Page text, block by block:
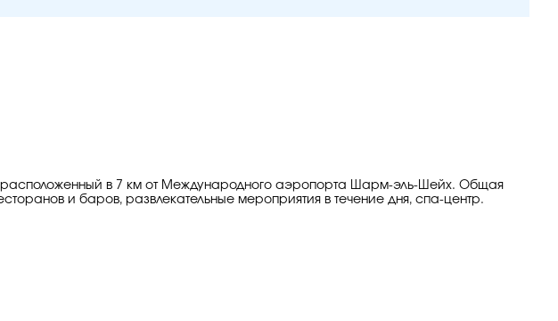
расположенный в 7 км от Международного аэропорта Шарм-эль-Шейх. Общая
и баров, развлекательные мероприятия в течение дня, спа-центр.